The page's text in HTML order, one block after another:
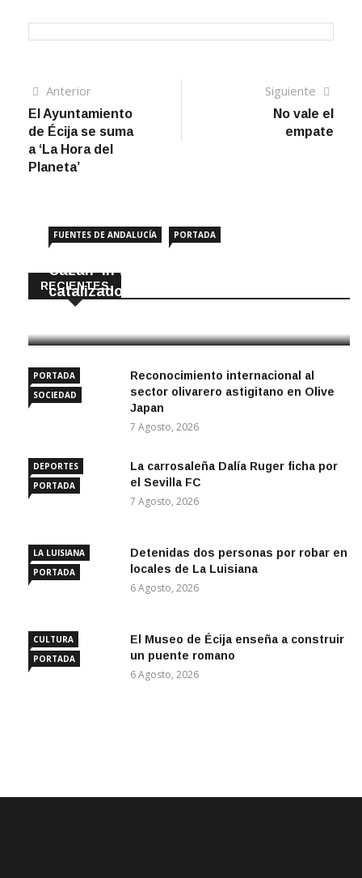
Navegación
de
entradas
AnteriorArtículo
anterior
El Ayuntamiento
de Écija se suma
a ‘La Hora del
Planeta’
Siguiente
No vale el
empate
RECIENTES
FUENTES DE ANDALUCÍA PORTADA
Cazan ‘in fraganti’ a ladrones de
catalizadores
PORTADA
SOCIEDAD
Reconocimiento internacional al
sector olivarero astigitano en Olive
Japan
7 Agosto, 2026
DEPORTES
PORTADA
La carrosaleña Dalía Ruger ficha por
el Sevilla FC
7 Agosto, 2026
LA LUISIANA
PORTADA
Detenidas dos personas por robar en
locales de La Luisiana
6 Agosto, 2026
CULTURA
PORTADA
El Museo de Écija enseña a construir
un puente romano
6 Agosto, 2026